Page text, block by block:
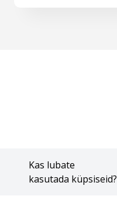
Kas lubate
kasutada küpsiseid?